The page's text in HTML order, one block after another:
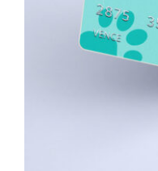
SIGN
DETALLES